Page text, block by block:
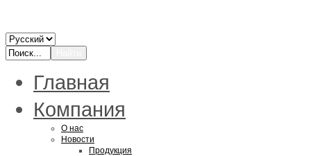
Главная
Компания
О нас
Новости
Продукция